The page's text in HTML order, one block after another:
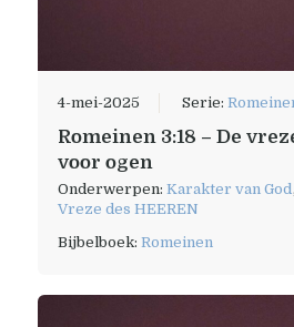
4-mei-2025 Serie:
Romeinen 3:18 – De
voor ogen
Onderwerpen: Karakter van God,
Vreze des HEEREN
Bijbelboek: Romeinen